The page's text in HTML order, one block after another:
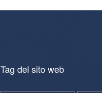
Tag del sito web